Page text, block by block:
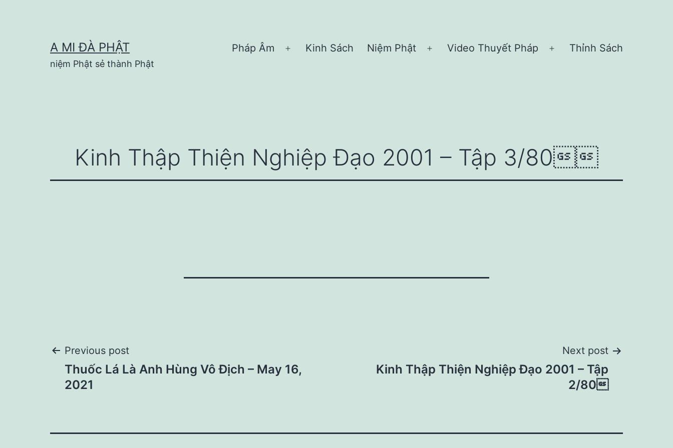
A MI ĐÀ PHẬT
niệm Phật sẻ thành Phật
Pháp Âm
Open
Kinh Sách Niệm Phật
Open
Video Thuyết Pháp
Open
Thỉnh Sách
Kinh Thập Thiện Nghiệp Đạo 2001 – Tập 3/80
Post
navigation
Previous post
Thuốc Lá Là Anh Hùng Vô Địch – May 16,
2021
Next post
Kinh Thập Thiện Nghiệp Đạo 2001 – Tập
2/80